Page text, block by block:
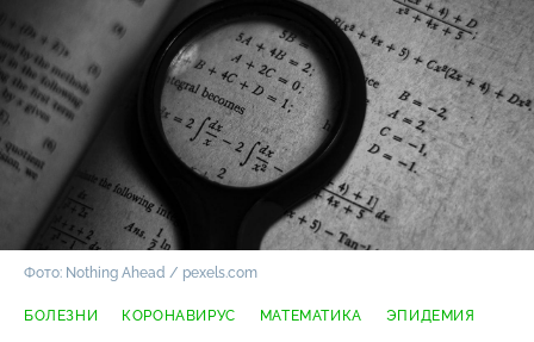
Фото: Nothing Ahead / pexels.com
БОЛЕЗНИ КОРОНАВИРУС МАТЕМАТИКА ЭПИДЕМИЯ